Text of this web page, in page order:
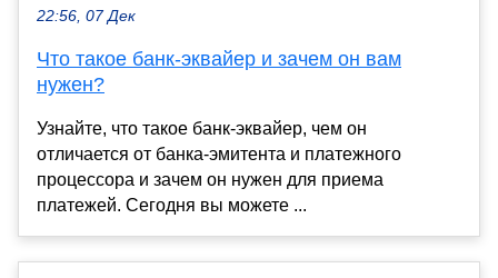
22:56, 07 Дек
Что такое банк-эквайер и зачем он вам
нужен?
Узнайте, что такое банк-эквайер, чем он
отличается от банка-эмитента и платежного
процессора и зачем он нужен для приема
платежей. Сегодня вы можете ...